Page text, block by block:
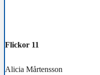
Flickor 11
Alicia Mårtensson